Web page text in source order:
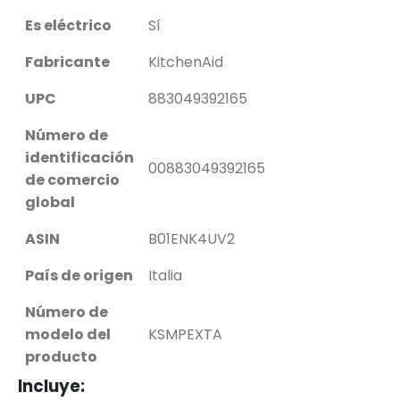
Es eléctrico
Sí
Fabricante
KitchenAid
UPC
883049392165
Número de
identificación
de comercio
global
00883049392165
ASIN
B01ENK4UV2
País de origen
Italia
Número de
modelo del
producto
KSMPEXTA
Incluye: